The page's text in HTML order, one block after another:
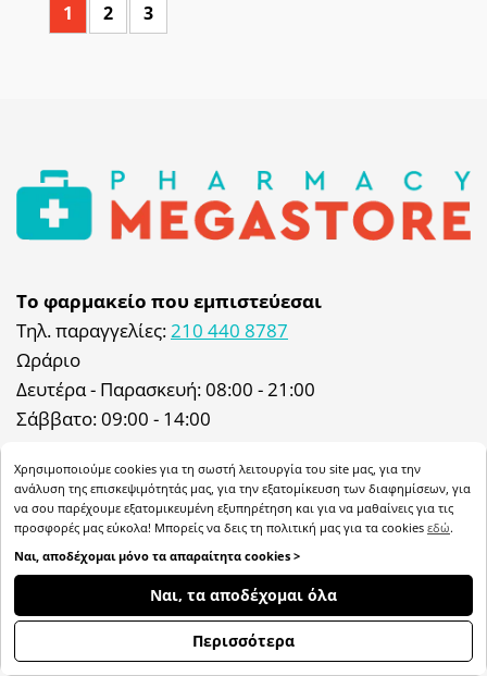
1 2 3
Το φαρμακείο που εμπιστεύεσαι
Τηλ. παραγγελίες:210 440 8787
Ωράριο
Δευτέρα - Παρασκευή: 08:00 - 21:00
Σάββατο: 09:00 - 14:00
Φαρμακείο: Δευτέρα - Παρασκευή: 08:00 - 21:00
Σάββατο: 09:00 - 14:00 & 17:00 - 21:00
My Megastore: 8:30 - 19:00 Σάββατο 9:30 - 17:30
Ιωάννου Μεταξά 47, 57003, Αγ. Αθανάσιος,
Email:info@pharmacymegastore.gr
Χρησιμοποιούμε cookies για τη σωστή λειτουργία του site μας, για την
ανάλυση της επισκεψιμότητάς μας, για την εξατομίκευση των διαφημίσεων, για
να σου παρέχουμε εξατομικευμένη εξυπηρέτηση και για να μαθαίνεις για τις
προσφορές μας εύκολα! Μπορείς να δεις τη πολιτική μας για τα cookies εδώ.
Ναι, αποδέχομαι μόνο τα απαραίτητα cookies >
Ναι, τα αποδέχομαι όλα
Περισσότερα